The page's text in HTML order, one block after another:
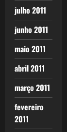
julho 2011
junho 2011
maio 2011
abril 2011
março 2011
fevereiro
2011